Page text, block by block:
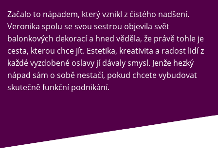
Začalo to nápadem, který vznikl z čistého nadšení.
Veronika spolu se svou sestrou objevila svět
balonkových dekorací a hned věděla, že právě tohle je
cesta, kterou chce jít. Estetika, kreativita a radost lidí z
každé vyzdobené oslavy jí dávaly smysl. Jenže hezký
nápad sám o sobě nestačí, pokud chcete vybudovat
skutečně funkční podnikání.